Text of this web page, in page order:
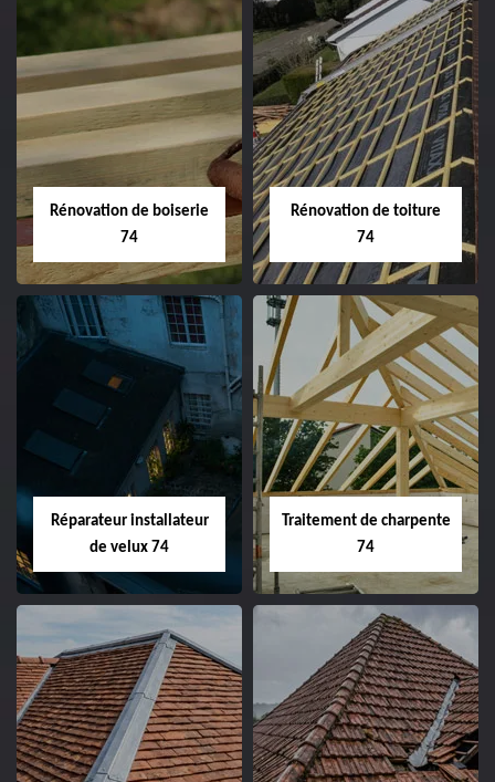
Rénovation de boiserie
74
Rénovation de toiture
74
Réparateur installateur
de velux 74
Traitement de charpente
74